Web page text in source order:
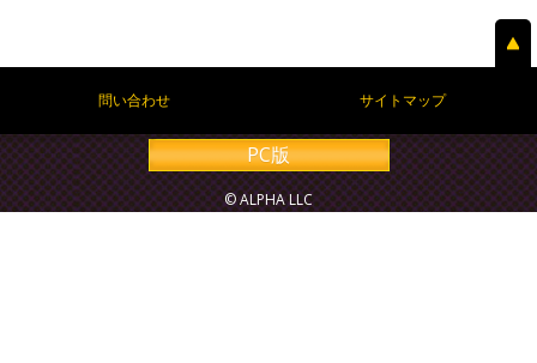
問い合わせ サイトマップ
PC版
© ALPHA LLC